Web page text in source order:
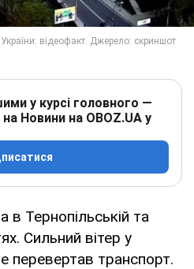
у курсі головного —
на Новини на OBOZ.UA у
в Тернопільській та
Сильний вітер у
перевертав транспорт.